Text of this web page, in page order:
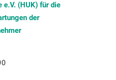
(HUK) für die
der